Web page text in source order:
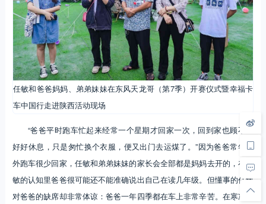
任敏和爸爸妈妈、弟弟妹妹在东风天龙哥（第7季）开赛仪式暨幸福卡
车中国行走进陕西活动现场
“爸爸平时跑车忙起来经常一个星期才回家一次，回到家也顾不上
好好休息，只是匆忙换个衣服，便又出门去运煤了。”因为爸爸常年在
外跑车很少回家，任敏和弟弟妹妹的家长会全部都是妈妈去开的，在任
敏的认知里爸爸很可能还不能准确说出自己在读几年级。但懂事的任敏
对爸爸的缺席却非常体谅：爸爸一年四季都在车上非常辛苦。在寒冷的